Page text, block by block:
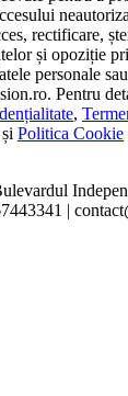
rectificare,
și opoziție
personale
Pentru
,
Politica Cookie
|